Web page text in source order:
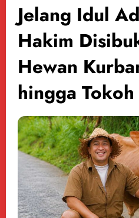
Jelang Idul
Hakim
Hewan
hingga